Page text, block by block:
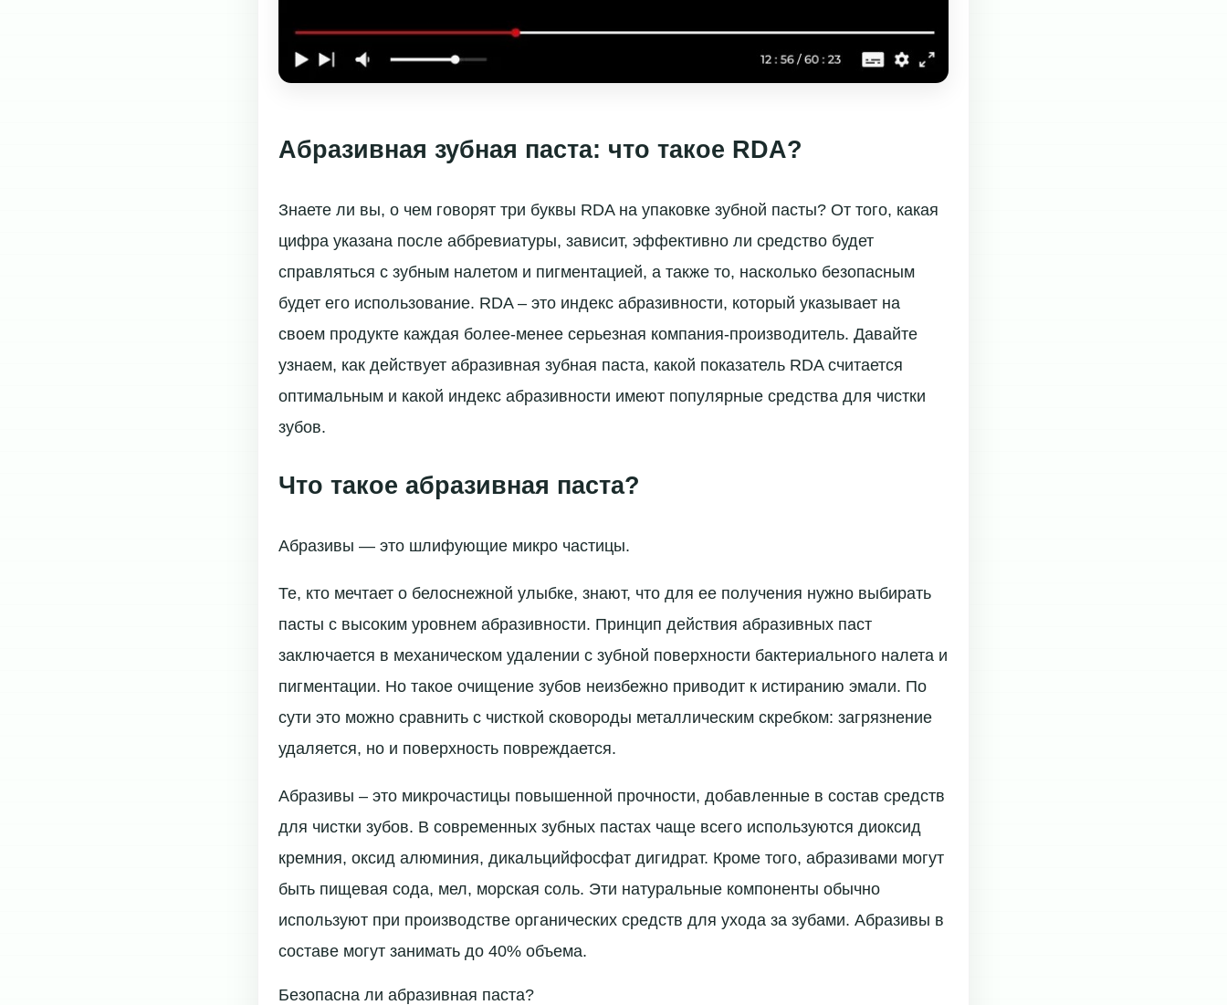
Абразивная зубная паста: что такое RDA?
Знаете ли вы, о чем говорят три буквы RDA на упаковке зубной пасты? От того, какая
цифра указана после аббревиатуры, зависит, эффективно ли средство будет
справляться с зубным налетом и пигментацией, а также то, насколько безопасным
будет его использование. RDA – это индекс абразивности, который указывает на
своем продукте каждая более-менее серьезная компания-производитель. Давайте
узнаем, как действует абразивная зубная паста, какой показатель RDA считается
оптимальным и какой индекс абразивности имеют популярные средства для чистки
зубов.
Что такое абразивная паста?
Абразивы — это шлифующие микро частицы.
Те, кто мечтает о белоснежной улыбке, знают, что для ее получения нужно выбирать
пасты с высоким уровнем абразивности. Принцип действия абразивных паст
заключается в механическом удалении с зубной поверхности бактериального налета и
пигментации. Но такое очищение зубов неизбежно приводит к истиранию эмали. По
сути это можно сравнить с чисткой сковороды металлическим скребком: загрязнение
удаляется, но и поверхность повреждается.
Абразивы – это микрочастицы повышенной прочности, добавленные в состав средств
для чистки зубов. В современных зубных пастах чаще всего используются диоксид
кремния, оксид алюминия, дикальцийфосфат дигидрат. Кроме того, абразивами могут
быть пищевая сода, мел, морская соль. Эти натуральные компоненты обычно
используют при производстве органических средств для ухода за зубами. Абразивы в
составе могут занимать до 40% объема.
Безопасна ли абразивная паста?